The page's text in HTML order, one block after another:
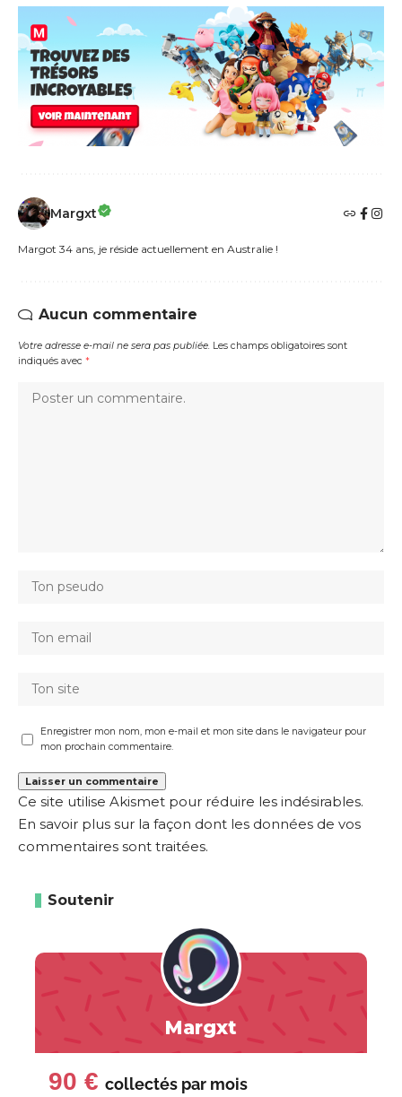
Margxt
Margot 34 ans, je réside actuellement en Australie !
Aucun commentaire
Votre adresse e-mail ne sera pas publiée. Les champs obligatoires sont
indiqués avec *
Enregistrer mon nom, mon e-mail et mon site dans le navigateur pour
mon prochain commentaire.
Ce site utilise Akismet pour réduire les indésirables.
En savoir plus sur la façon dont les données de vos
commentaires sont traitées.
Soutenir
Margxt
90 € collectés par mois